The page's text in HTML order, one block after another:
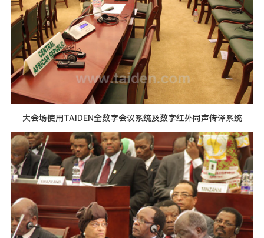
大会场使用TAIDEN全数字会议系统及数字红外同声传译系统